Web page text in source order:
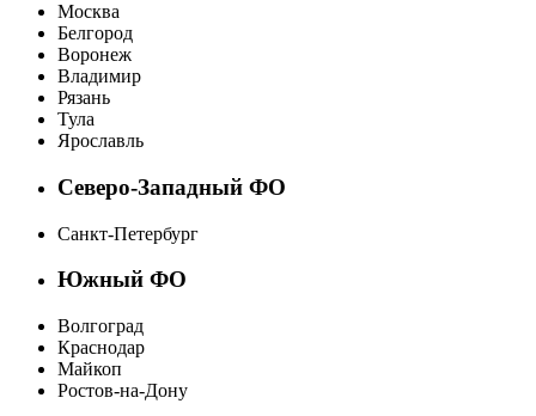
Москва
Белгород
Воронеж
Владимир
Рязань
Тула
Ярославль
Северо-Западный ФО
Санкт-Петербург
Южный ФО
Волгоград
Краснодар
Майкоп
Ростов-на-Дону